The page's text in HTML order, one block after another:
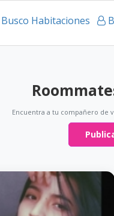
Busco Habitaciones
Encuentra a tu compañero de